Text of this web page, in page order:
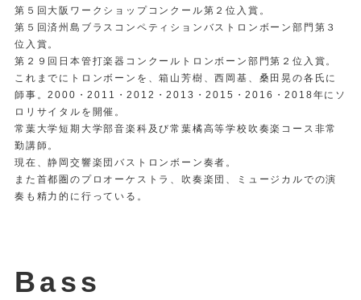
第５回大阪ワークショップコンクール第２位入賞。
第５回済州島ブラスコンペティションバストロンボーン部門第３
位入賞。
第２９回日本管打楽器コンクールトロンボーン部門第２位入賞。
これまでにトロンボーンを、箱山芳樹、西岡基、桑田晃の各氏に
師事。2000・2011・2012・2013・2015・2016・2018年にソ
ロリサイタルを開催。
常葉大学短期大学部音楽科及び常葉橘高等学校吹奏楽コース非常
勤講師。
現在、静岡交響楽団バストロンボーン奏者。
また首都圏のプロオーケストラ、吹奏楽団、ミュージカルでの演
奏も精力的に行っている。
Bass